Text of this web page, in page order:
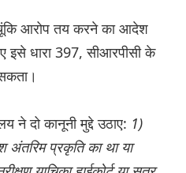
चूंकि आरोप तय करने का आदेश
इसे धारा 397, सीआरपीसी के
ने दो कानूनी मुद्दे उठाए: 1)
प्रकृति का था या